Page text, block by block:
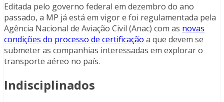
Editada pelo governo federal em dezembro do ano
passado, a MP já está em vigor e foi regulamentada pela
Agência Nacional de Aviação Civil (Anac) com as novas
condições do processo de certificação a que devem se
submeter as companhias interessadas em explorar o
transporte aéreo no país.
Indisciplinados